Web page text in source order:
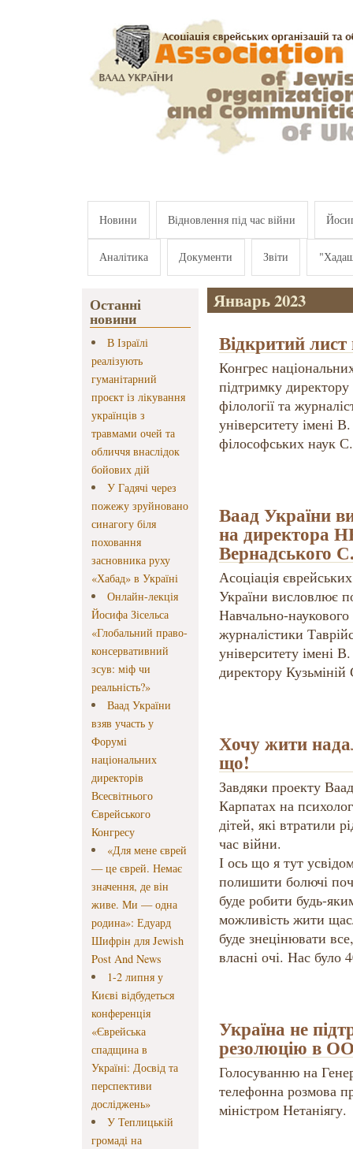
Новини Відновлення під час війни
Аналітика Документи Звіти
Останні
новини
В Ізраїлі
реалізують
гуманітарний
проєкт із лікування
українців з
травмами очей та
обличчя внаслідок
бойових дій
У Гадячі через
пожежу зруйновано
синагогу біля
поховання
засновника руху
«Хабад» в Україні
Онлайн-лекція
Йосифа Зісельса
«Глобальний право-
консервативний
зсув: міф чи
реальність?»
Ваад України
взяв участь у
Форумі
національних
директорів
Всесвітнього
Єврейського
Конгресу
«Для мене єврей
— це єврей. Немає
значення, де він
живе. Ми — одна
родина»: Едуард
Шифрін для Jewish
Post And News
1-2 липня у
Києві відбудеться
конференція
«Єврейська
спадщина в
Україні: Досвід та
перспективи
досліджень»
У Теплицькій
громаді на
Январь 2023
Відкритий
Конгрес
підтримку
філології та
університету імені
філософських наук
Ваад України
на директора
Вернадського
Асоціація
України висловлює
Навчально-наукового
журналістики
університету імені
директору Кузьміній
Хочу жити
що!
Завдяки проекту
Карпатах на
дітей, які втратили
час війни.
І ось що я тут
полишити болючі
буде робити будь-
можливість жити
буде знецінювати
власні очі. Нас було
Україна не
резолюцію в
Голосуванню на
телефонна розмова
міністром Нетаніягу.